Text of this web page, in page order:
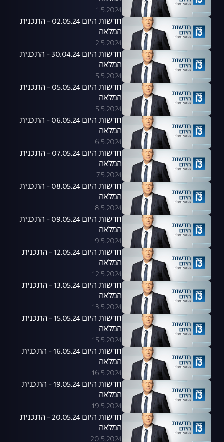
1.5.2024
חדשות היום 02.05.24 - התכנית
המלאה
2.5.2024
חדשות היום 30.04.24 - התכנית
המלאה
5.5.2024
חדשות היום 05.05.24 - התכנית
המלאה
5.5.2024
חדשות היום 06.05.24 - התכנית
המלאה
6.5.2024
חדשות היום 07.05.24 - התכנית
המלאה
7.5.2024
חדשות היום 08.05.24 - התכנית
המלאה
8.5.2024
חדשות היום 09.05.24 - התכנית
המלאה
9.5.2024
חדשות היום 12.05.24 - התכנית
המלאה
12.5.2024
חדשות היום 13.05.24 - התכנית
המלאה
13.5.2024
חדשות היום 15.05.24 - התכנית
המלאה
15.5.2024
חדשות היום 16.05.24 - התכנית
המלאה
16.5.2024
חדשות היום 19.05.24 - התכנית
המלאה
19.5.2024
חדשות היום 20.05.24 - התכנית
המלאה
20.5.2024